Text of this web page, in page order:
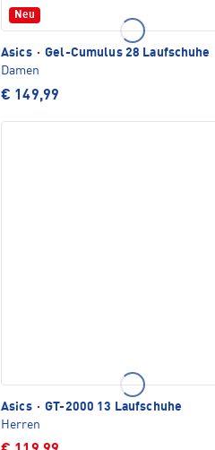
Neu
Asics · Gel-Cumulus 28 Laufschuhe
Damen
€ 149,99
Asics · GT-2000 13 Laufschuhe
Herren